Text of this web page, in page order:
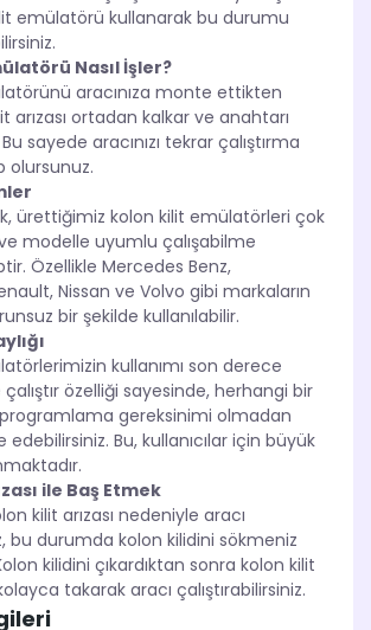
emülatörü kullanarak bu durumu
Nasıl İşler?
aracınıza monte ettikten
arızası ortadan kalkar ve anahtarı
sayede aracınızı tekrar çalıştırma
olursunuz.
ürettiğimiz kolon kilit emülatörleri çok
modelle uyumlu çalışabilme
Özellikle Mercedes Benz,
Nissan ve Volvo gibi markaların
bir şekilde kullanılabilir.
kullanımı son derece
özelliği sayesinde, herhangi bir
gereksinimi olmadan
Bu, kullanıcılar için büyük
ile Baş Etmek
kilit arızası nedeniyle aracı
bu durumda kolon kilidini sökmeniz
kilidini çıkardıktan sonra kolon kilit
takarak aracı çalıştırabilirsiniz.